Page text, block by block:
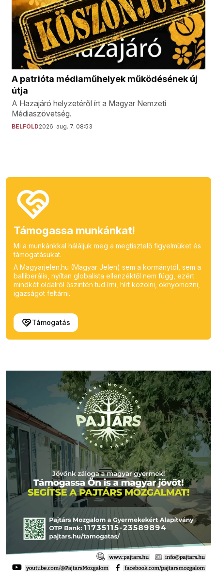
A patrióta médiaműhelyek működésének új
útja
A Hazajáró helyzetéről írt a Magyar Nemzeti
Médiaszövetség.
BELFÖLD2026. aug. 7. 08:53
Támogassa munkánkat!
Mi a munkánkkal háláljuk meg a megtisztelő figyelmüket és
támogatásukat.
A Magyarjelen.hu (Magyar Jelen) sem a kormánytól, sem a
balliberális, nyíltan globalista ellenzéktől nem függ, ezért
mindkét oldalról őszintén tud írni, hírt közölni, oknyomozni,
igazságot feltárni.
Támogatás